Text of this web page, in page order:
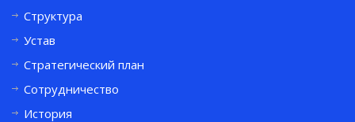
Структура
Устав
Стратегический план
Сотрудничество
История